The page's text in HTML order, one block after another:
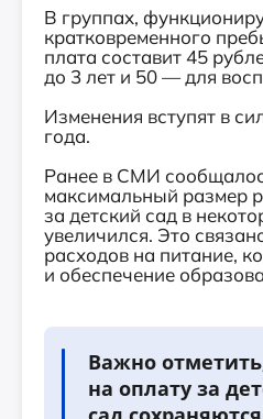
В группах,
кратковременного
плата составит 45
до 3 лет и 50 — для
Изменения вступят в
года.
Ранее в СМИ
максимальный размер
за детский сад в
увеличился. Это
расходов на питание,
и обеспечение
Важно
на оплату за